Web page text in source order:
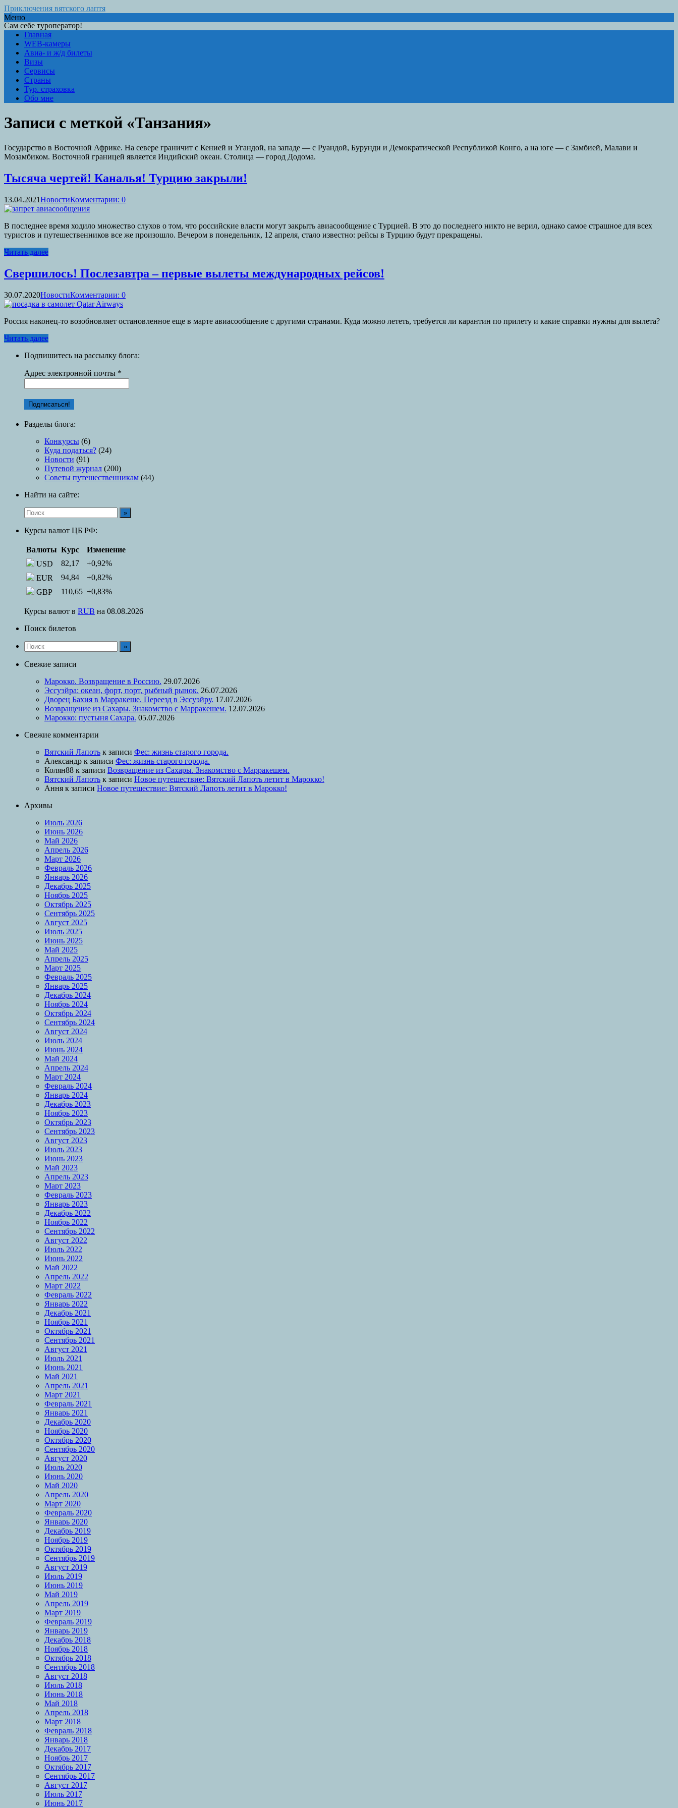
Приключения вятского лаптя
Сам себе туроператор!
Меню
Главная
WEB-камеры
Авиа- и ж/д билеты
Визы
Сервисы
Страны
Тур. страховка
Обо мне
Записи с меткой «Танзания»
Государство в Восточной Африке. На севере граничит с Кенией и Угандой, на западе — с Руандой, Бурунди и Демократической Республикой Конго, а на юге — с Замбией, Малави и
Мозамбиком. Восточной границей является Индийский океан. Столица — город Додома.
Тысяча чертей! Каналья! Турцию закрыли!
13.04.2021НовостиКомментарии: 0
В последнее время ходило множество слухов о том, что российские власти могут закрыть авиасообщение с Турцией. В это до последнего никто не верил, однако самое страшное для всех
туристов и путешественников все же произошло. Вечером в понедельник, 12 апреля, стало известно: рейсы в Турцию будут прекращены.
Читать далее
Свершилось! Послезавтра – первые вылеты международных рейсов!
30.07.2020НовостиКомментарии: 0
Россия наконец-то возобновляет остановленное еще в марте авиасообщение с другими странами. Куда можно лететь, требуется ли карантин по прилету и какие справки нужны для вылета?
Читать далее
Подпишитесь на рассылку блога:
Адрес электронной почты *
Разделы блога:
Конкурсы (6)
Куда податься? (24)
Новости (91)
Путевой журнал (200)
Советы путешественникам (44)
Найти на сайте:
Курсы валют ЦБ РФ:
Валюты Курс
Изменение
USD
82,17 +0,92%
EUR
94,84 +0,82%
GBP
110,65 +0,83%
Курсы валют в RUB на 08.08.2026
Поиск билетов
Свежие записи
Марокко. Возвращение в Россию. 29.07.2026
Эссуэйра: океан, форт, порт, рыбный рынок. 26.07.2026
Дворец Бахия в Марракеше. Переезд в Эссуэйру. 17.07.2026
Возвращение из Сахары. Знакомство с Марракешем. 12.07.2026
Марокко: пустыня Сахара. 05.07.2026
Свежие комментарии
Вятский Лапоть к записи Фес: жизнь старого города.
Александр к записи Фес: жизнь старого города.
Колян88 к записи Возвращение из Сахары. Знакомство с Марракешем.
Вятский Лапоть к записи Новое путешествие: Вятский Лапоть летит в Марокко!
Ання к записи Новое путешествие: Вятский Лапоть летит в Марокко!
Архивы
Июль 2026
Июнь 2026
Май 2026
Апрель 2026
Март 2026
Февраль 2026
Январь 2026
Декабрь 2025
Ноябрь 2025
Октябрь 2025
Сентябрь 2025
Август 2025
Июль 2025
Июнь 2025
Май 2025
Апрель 2025
Март 2025
Февраль 2025
Январь 2025
Декабрь 2024
Ноябрь 2024
Октябрь 2024
Сентябрь 2024
Август 2024
Июль 2024
Июнь 2024
Май 2024
Апрель 2024
Март 2024
Февраль 2024
Январь 2024
Декабрь 2023
Ноябрь 2023
Октябрь 2023
Сентябрь 2023
Август 2023
Июль 2023
Июнь 2023
Май 2023
Апрель 2023
Март 2023
Февраль 2023
Январь 2023
Декабрь 2022
Ноябрь 2022
Сентябрь 2022
Август 2022
Июль 2022
Июнь 2022
Май 2022
Апрель 2022
Март 2022
Февраль 2022
Январь 2022
Декабрь 2021
Ноябрь 2021
Октябрь 2021
Сентябрь 2021
Август 2021
Июль 2021
Июнь 2021
Май 2021
Апрель 2021
Март 2021
Февраль 2021
Январь 2021
Декабрь 2020
Ноябрь 2020
Октябрь 2020
Сентябрь 2020
Август 2020
Июль 2020
Июнь 2020
Май 2020
Апрель 2020
Март 2020
Февраль 2020
Январь 2020
Декабрь 2019
Ноябрь 2019
Октябрь 2019
Сентябрь 2019
Август 2019
Июль 2019
Июнь 2019
Май 2019
Апрель 2019
Март 2019
Февраль 2019
Январь 2019
Декабрь 2018
Ноябрь 2018
Октябрь 2018
Сентябрь 2018
Август 2018
Июль 2018
Июнь 2018
Май 2018
Апрель 2018
Март 2018
Февраль 2018
Январь 2018
Декабрь 2017
Ноябрь 2017
Октябрь 2017
Сентябрь 2017
Август 2017
Июль 2017
Июнь 2017